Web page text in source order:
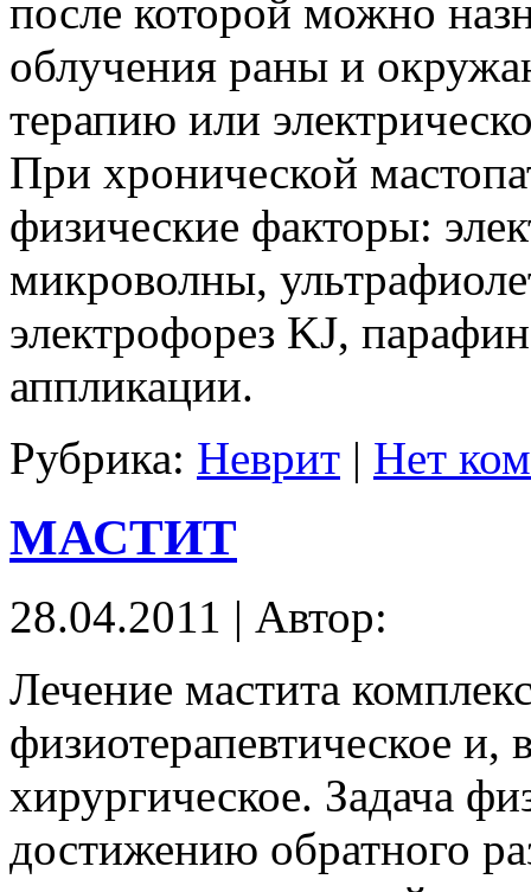
после которой можно
облучения раны и
терапию или
При хронической
физические факторы:
микроволны,
электрофорез KJ,
аппликации.
Рубрика: Неврит | Нет
МАСТИТ
28.04.2011 | Автор:
Лечение мастита
физиотерапевтическое и,
хирургическое. Задача
достижению обратного